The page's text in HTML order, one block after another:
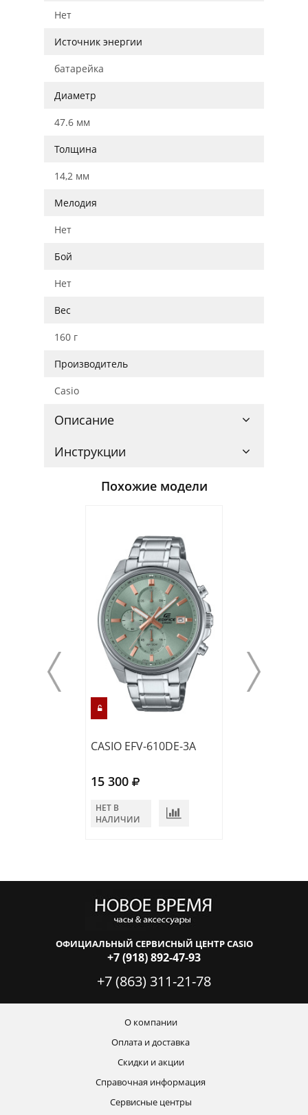
Нет
Источник энергии
батарейка
Диаметр
47.6 мм
Толщина
14,2 мм
Мелодия
Нет
Бой
Нет
Вес
160 г
Производитель
Casio
Описание
Инструкции
Похожие модели
CASIO EFV-610DE-3A
15 300
НЕТ В
НАЛИЧИИ
ОФИЦИАЛЬНЫЙ СЕРВИСНЫЙ ЦЕНТР CASIO
+7 (918) 892-47-93
+7 (863) 311-21-78
О компании
Оплата и доставка
Скидки и акции
Справочная информация
Сервисные центры